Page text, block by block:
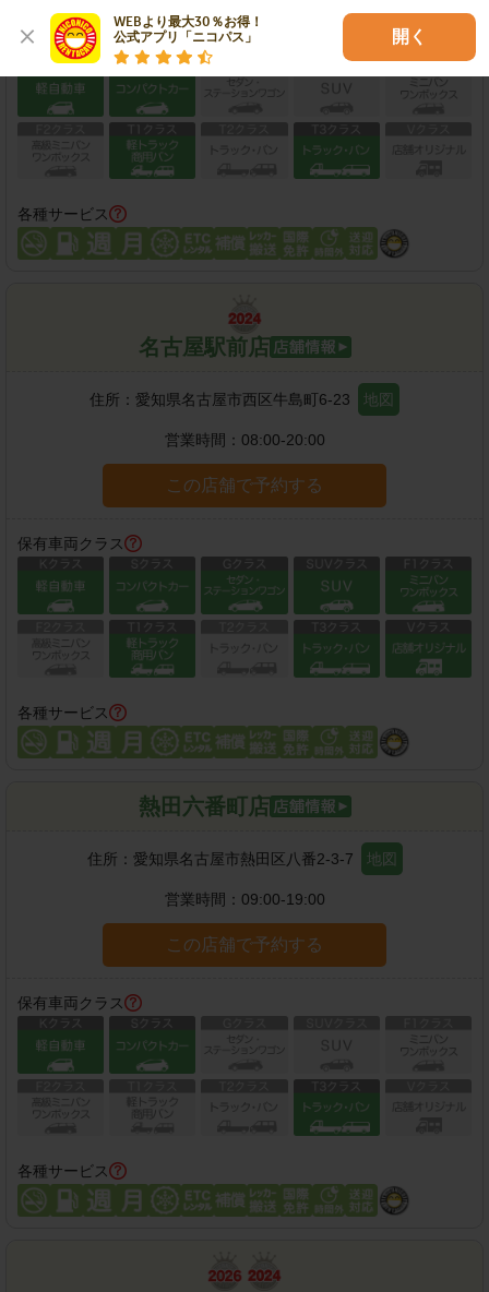
WEBより最大30％お得！
公式アプリ「ニコパス」
開く
保有車両クラス
各種サービス
名古屋駅前店
住所： 愛知県名古屋市西区牛島町6-23 地図
営業時間： 08:00-20:00
この店舗で予約する
保有車両クラス
各種サービス
熱田六番町店
住所： 愛知県名古屋市熱田区八番2-3-7 地図
営業時間： 09:00-19:00
この店舗で予約する
保有車両クラス
各種サービス